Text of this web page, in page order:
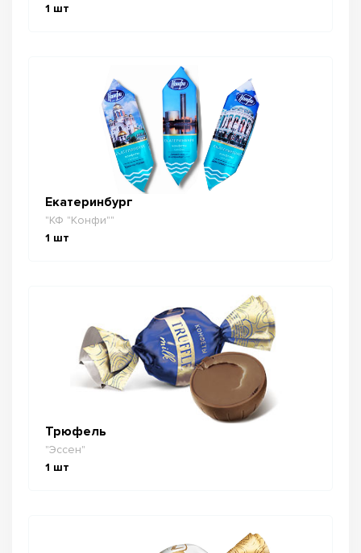
1 шт
Екатеринбург
"КФ "Конфи""
1 шт
Трюфель
"Эссен"
1 шт